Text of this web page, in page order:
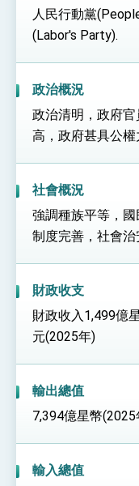
人民行動黨
(Labor's Party).
政治概況
政治清明，政府
高，政府甚具公權
社會概況
強調種族平等，
制度完善，社會治
財政收支
財政收入1,499億
元(2025年)
輸出總值
7,394億星幣
輸入總值